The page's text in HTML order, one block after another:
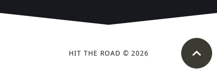
HIT THE ROAD © 2026